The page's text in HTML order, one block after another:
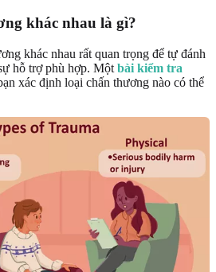
khác nhau là gì?
khác nhau rất quan trọng để tự đánh
hỗ trợ phù hợp. Một bài kiểm tra
xác định loại chấn thương nào có thể